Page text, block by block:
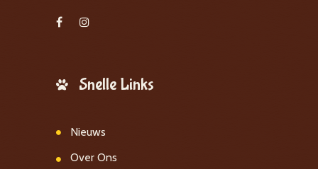
Snelle Links
Nieuws
Over Ons